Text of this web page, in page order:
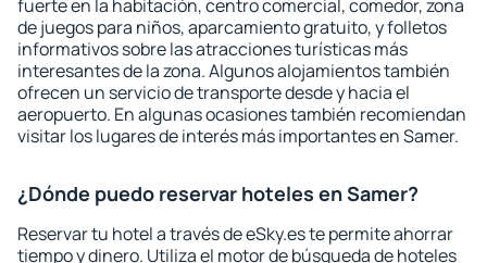
fuerte en la habitación, centro comercial, comedor, zona
de juegos para niños, aparcamiento gratuito, y folletos
informativos sobre las atracciones turísticas más
interesantes de la zona. Algunos alojamientos también
ofrecen un servicio de transporte desde y hacia el
aeropuerto. En algunas ocasiones también recomiendan
visitar los lugares de interés más importantes en Samer.
¿Dónde puedo reservar hoteles en Samer?
Reservar tu hotel a través de eSky.es te permite ahorrar
tiempo y dinero. Utiliza el motor de búsqueda de hoteles